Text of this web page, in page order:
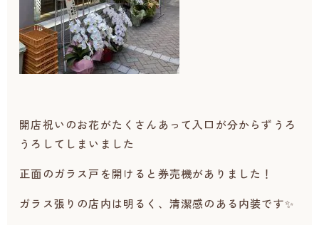
開店祝いのお花がたくさんあって入口が分からずうろ
うろしてしまいました
正面のガラス戸を開けると券売機がありました！
ガラス張りの店内は明るく、清潔感のある内装です✨